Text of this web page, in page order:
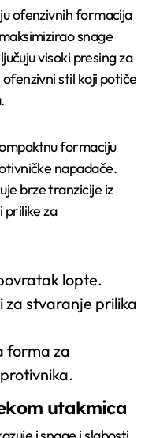
ofenzivnih formacija
snage
visoki presing za
stil koji potiče
formaciju
napadače.
brze tranzicije iz
prilike za
lopte.
za stvaranje prilika
forma za
utakmica